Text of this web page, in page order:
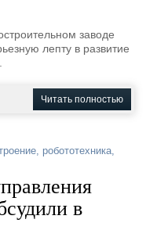
заводе
лепту в развитие
Читать полностью
, робототехника,
в